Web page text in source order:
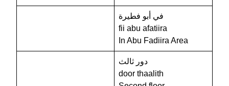
في أبو فطيرة
fii abu afatiira
In Abu Fadiira Area
دور ثالث
door thaalith